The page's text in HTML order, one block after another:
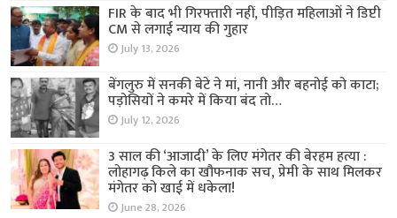
FIR के बाद भी गिरफ्तारी नहीं, पीड़ित महिलाओं ने डिप्टी
CM से लगाई न्याय की गुहार
July 13, 2026
बेंगलुरु में सनकी बेटे ने मां, नानी और बहनोई को काटा;
पड़ोसियों ने कमरे में किया बंद तो…
July 12, 2026
3 साल की ‘आजादी’ के लिए मंगेतर की बेरहम हत्या :
लोहागढ़ किले का खौफनाक सच, प्रेमी के साथ मिलकर
मंगेतर को खाई में धकेला!
June 28, 2026